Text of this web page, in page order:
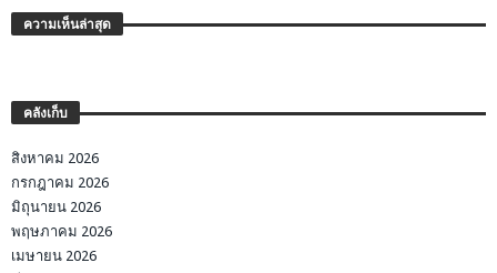
ความเห็นล่าสุด
คลังเก็บ
สิงหาคม 2026
กรกฎาคม 2026
มิถุนายน 2026
พฤษภาคม 2026
เมษายน 2026